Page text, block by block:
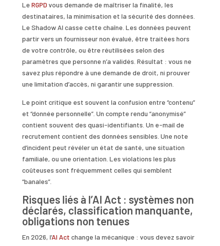
Le RGPD vous demande de maîtriser la finalité, les
destinataires, la minimisation et la sécurité des données.
Le Shadow AI casse cette chaîne. Les données peuvent
partir vers un fournisseur non évalué, être traitées hors
de votre contrôle, ou être réutilisées selon des
paramètres que personne n’a validés. Résultat : vous ne
savez plus répondre à une demande de droit, ni prouver
une limitation d’accès, ni garantir une suppression.
Le point critique est souvent la confusion entre “contenu”
et “donnée personnelle”. Un compte rendu “anonymisé”
contient souvent des quasi-identifiants. Un e-mail de
recrutement contient des données sensibles. Une note
d’incident peut révéler un état de santé, une situation
familiale, ou une orientation. Les violations les plus
coûteuses sont fréquemment celles qui semblent
“banales”.
Risques liés à l’AI Act : systèmes non
déclarés, classification manquante,
obligations non tenues
En 2026, l’AI Act change la mécanique : vous devez savoir